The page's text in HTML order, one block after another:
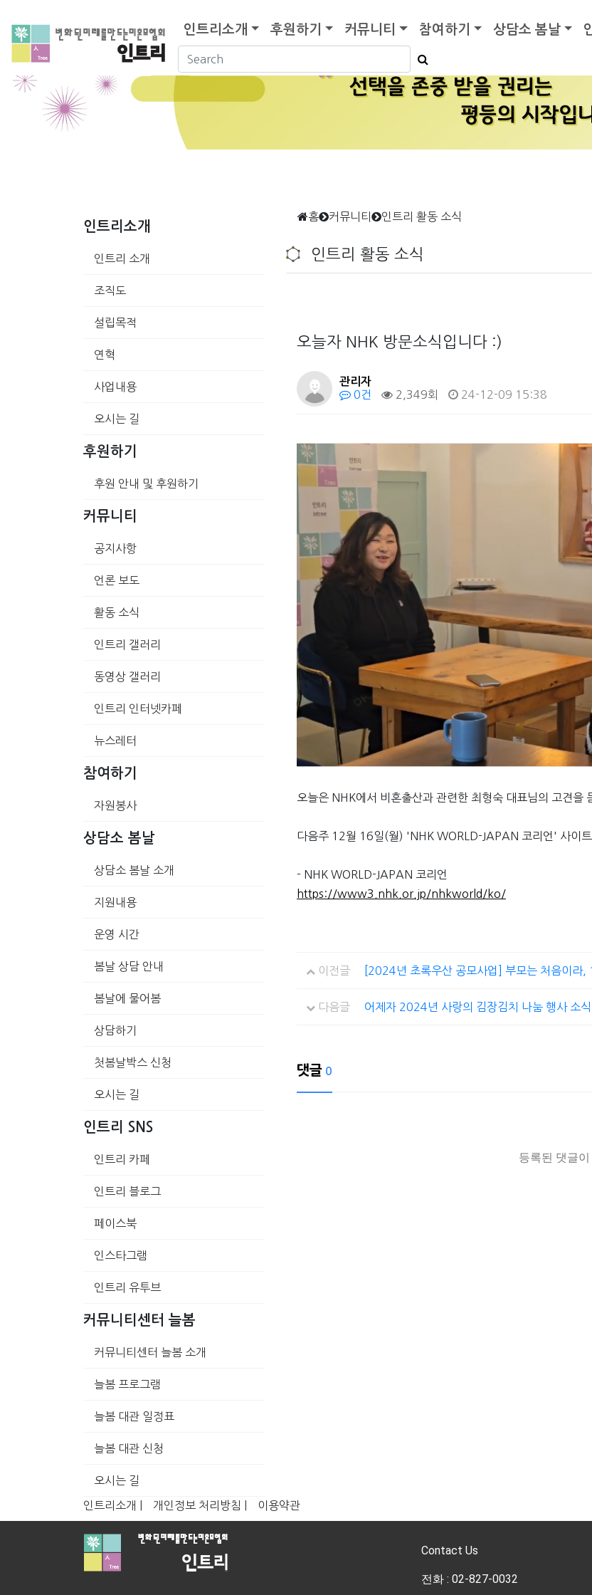
인트리소개 후원하기 커뮤니티 참여하기 상담소 봄날
인트리소개
인트리 소개
조직도
설립목적
연혁
사업내용
오시는 길
후원하기
후원 안내 및 후원하기
커뮤니티
공지사항
언론 보도
활동 소식
인트리 갤러리
동영상 갤러리
인트리 인터넷카페
뉴스레터
참여하기
자원봉사
상담소 봄날
상담소 봄날 소개
지원내용
운영 시간
봄날 상담 안내
봄날에 물어봄
상담하기
첫봄날박스 신청
오시는 길
인트리 SNS
인트리 카페
인트리 블로그
페이스북
인스타그램
인트리 유투브
커뮤니티센터 늘봄
커뮤니티센터 늘봄 소개
늘봄 프로그램
늘봄 대관 일정표
늘봄 대관 신청
오시는 길
홈 커뮤니티 인트리 활동 소식
인트리 활동 소식
오늘자 NHK 방문소식입니다 :)
관리자
0건 2,349회 24-12-09 15:38
오늘은 NHK에서 비혼출산과 관련한 최형숙 대표님의 고견을
다음주 12월 16일(월) 'NHK WORLD-JAPAN 코리언' 사이
- NHK WORLD-JAPAN 코리언
https://www3.nhk.or.jp/nhkworld/ko/
이전글 [2024년 초록우산 공모사업] 부모는 처음이라
다음글 어제자 2024년 사랑의 김장김치 나눔 행사 소식
댓글 0
등록된 댓글
인트리소개 | 개인정보 처리방침 | 이용약관
Contact Us
전화 : 02-827-0032